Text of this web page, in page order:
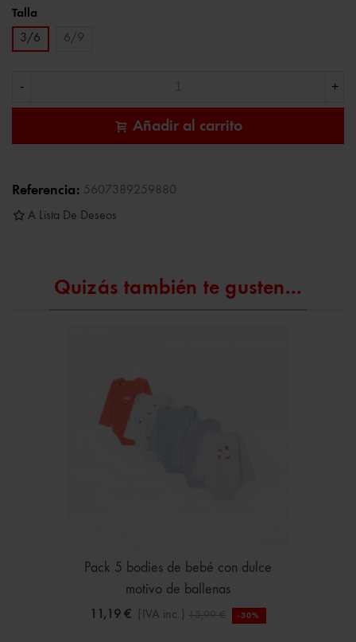
Talla
3/6
6/9
- +
Añadir al carrito
Referencia: 5607389259880
A Lista De Deseos
Quizás también te gusten...
Pack 5 bodies de bebé con dulce
motivo de ballenas
11,19 € (IVA inc.) 15,99 € -30%